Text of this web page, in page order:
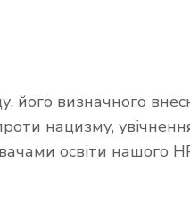
його визначного
нацизму,
освіти нашого